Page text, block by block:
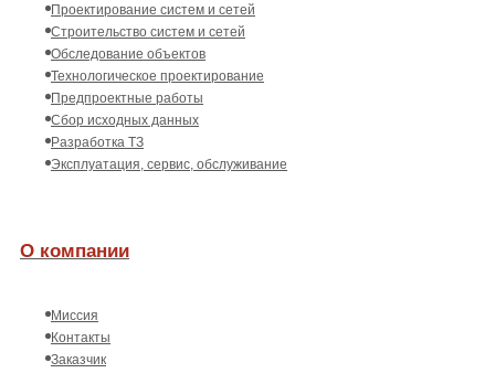
Проектирование систем и сетей
Строительство систем и сетей
Обследование объектов
Технологическое проектирование
Предпроектные работы
Сбор исходных данных
Разработка ТЗ
Эксплуатация, сервис, обслуживание
О компании
Миссия
Контакты
Заказчик